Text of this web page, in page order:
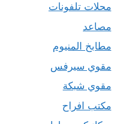
محلات تلفونات
مصاعد
مطابخ المنيوم
مقوي سيرفس
مقوي شبكة
مكتب افراح